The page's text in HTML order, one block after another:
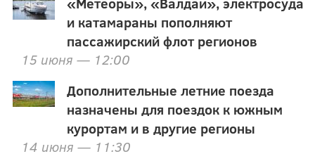
и катамараны пополняют
пассажирский флот регионов
15 июня — 12:00
Дополнительные летние поезда
назначены для поездок к южным
курортам и в другие регионы
14 июня — 11:30